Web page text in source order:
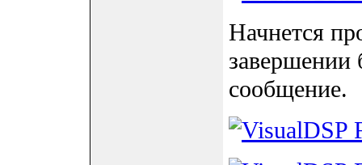
Начнется
завершении
сообщение.